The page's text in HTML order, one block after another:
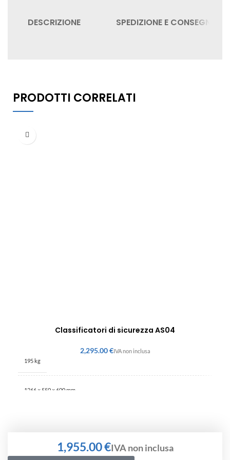
DESCRIZIONE SPEDIZIONE E CONSEGNA
PRODOTTI CORRELATI
Classificatori di sicurezza AS04
€
195 kg
1266 × 550 × 600 mm
€